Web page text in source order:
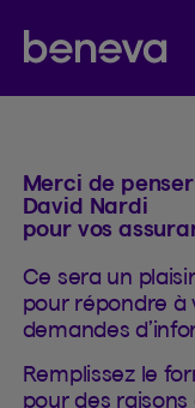
Partenaire
Merci de
David Nardi
pour vos
Ce sera un
pour répondre à
demandes
Remplissez le
pour des